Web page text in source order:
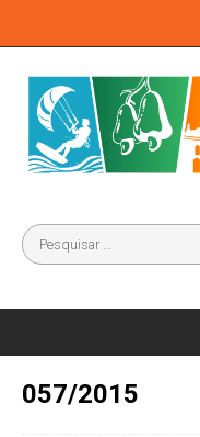
057/2015